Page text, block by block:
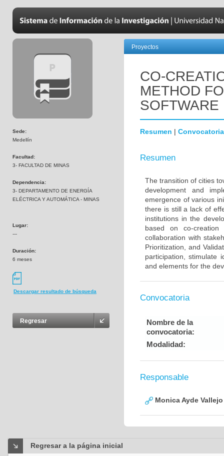
Sede:
Medellín
Facultad:
3- FACULTAD DE MINAS
Dependencia:
3- DEPARTAMENTO DE ENERGÍA
ELÉCTRICA Y AUTOMÁTICA - MINAS
Lugar:
---
Duración:
6 meses
Descargar resultado de búsqueda
Regresar
Proyectos
CO-
METHOD
Resumen | Convocatoria
Resumen
The transition of cities
development and
emergence of various
there is still a lack of
institutions in the
based on co-creation
collaboration with
Prioritization, and
participation, stimulate
and elements for the
Convocatoria
Nombre de la
convocatoria:
Modalidad:
Responsable
Monica Ayde
Regresar a la página inicial